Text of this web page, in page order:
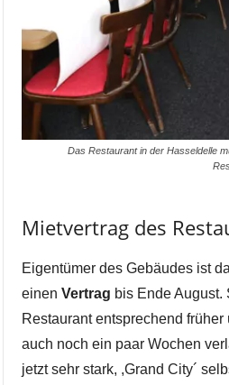
Das Restaurant in der Hasseldelle
Mietvertrag des
Eigentümer des Gebäudes ist
einen Vertrag bis Ende August.
Restaurant entsprechend
auch noch ein paar Wochen
jetzt sehr stark, ,Grand City´